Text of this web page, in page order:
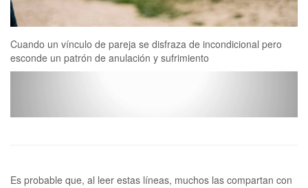
Cuando un vínculo de pareja se disfraza de incondicional pero
esconde un patrón de anulación y sufrimiento
Es probable que, al leer estas líneas, muchos las compartan con la intención de ayudar a familiares o amigos. También es factible que quien reciba estas palabras no logre identificarse con ellas. Si hay algo que caracteriza a la codependencia es que es desafiante reconocerla, asumirla y finalmente, decidirse a trabajarla. La dificultad para hacerse cargo de este patrón es, paradójicamente, uno de sus síntomas más claros, debido a una combinación de factores psicológicos, emocionales y sociales muy arraigados. Agustina D’Andraia, terapeuta que trabajó en sí misma la codependencia, lo explica de la siguiente forma: “es difícil identificarla porque es la adicción más legalizada y romantizada del mundo. Si no podés dejar de consumir cocaína, cigarrillos o incluso azúcar… el entorno te va a entender. Algunos, hasta van a ayudar. Y, sin dudas, nadie te va a dar tips para que sigas consumiendo. Sin embargo, cuando hablamos de adicción a un vínculo, la charla es diferente. Grandes películas o canciones ‘de amor’ están llenas de banderas rojas. Drama, pasión extrema y pérdida de dignidad… con premios internacionales”. “Oro blanco”: el alimento milenario que ayuda a restaurar la flora intestinal¿Qué es la codependencia? Pionera en la temática, Melody Beattie, autora del best seller No más codependencia define a la persona codependiente como aquella que “consistentemente ama a otra más o en detrimento de amarse a sí misma, sin considerar sus propias necesidades válidas”.La psicóloga Patricia Faur, docente de la Universidad Favaloro y especialista en dependencias afectivas desde hace más de 35 años, explica que en sus inicios el término hacía referencia a los allegados de dependientes químicos, por eso co-dependencia. “Después, el término fue tomando vuelo y empezó a definir un patrón vincular disfuncional de personas que se involucraban con otras que estaban enfermas, depresivas, bipolares, adictos y otras características de personalidad, a quienes querían salvar o rescatar a través de su amor. No por una cuestión altruista, sino porque esas personas precisaban ser necesarias para alguien, o sea lo hacían desde su propia historia de desvalorización”, cuenta Faur.“Hoy, lo ubico dentro de los trastornos relacionales, de las patologías del vínculo, como un patrón vincular disfuncional”, describe Faur. “La dependencia emocional hoy es pensada como una adicción de comportamiento; como la adicción al sexo o la adicción a las compras, ya que se pone en juego el mismo circuito. El dependiente emocional no es adicto a alguien, sino a lo que le genera la ilusión del enamoramiento”, detalla la psicóloga.“La codependencia puede sentirse de diferentes maneras porque depende de las características de cada persona y el rol que tenga en el vínculo tóxico. Pero la gran red flag es no tener paz”, advierte D’Andraia y agrega: “Se siente en la panza que algo no está bien. En mi última relación de este tipo, por ejemplo, empecé a dudar de mi criterio… les preguntaba a todos si estaba siendo exagerada o si estaba bien poner límites. O sea, cuestionaba lo incuestionable," recuerda. Empezó a volverse tolerante al estrés. Vivía en un estado de alerta y preocupación constante porque cualquier detalle podría desatar un malestar. Y comenzó a ponerse agresiva. “Al final, ¡ya no me reconocía! –continúa–. Al vivir situaciones enfermizas como que me revisaran el celular, la computadora o me acusara de ser mentirosa, fría o incluso mala… empecé a responder con irascibilidad. Y después me sentía culpable o avergonzada de mi reacción. Un círculo vicioso, justamente, donde cada vez me sentía peor. Y no sabía cómo salir de ahí porque, cada vez, nos sentíamos más ‘el uno para el otro’. Decirlo así suena obvio, pero son patrones muy sutiles los que nos llevan a enredarnos así” .Los celos, las mentiras, las malas palabras, las agresiones físicas o verbales, la desconfianza, la necesidad de ser aprobado, amado, el miedo constante a perder al otro, la inseguridad y la intermitencia en la relación no son parte de un amor sano, advierte D’Andraia. “No es que todo eso me haya pasado a mí, ni todo en una misma relación. Pero de la experiencia personal, pasé al estudio profesional y hay características que son copy-paste” observa con preocupación. “Yo veía todas mis conductas adictivas o desreguladas, pero no podía salir de ahí porque, junto con el dolor, me sentía más amada que nunca. Generalmente se habla de lo malo, pero estos vínculos vienen con altas dosis de pasión física, momentos de extremo romance y alegría que rara vez se ven en los amores más sanos” confiesa. ¿Cómo influye su propia historia en la manera en que aborda su espacio terapéutico? “Estudiando el diplomado en Dependencia Emocional vi claramente que todos los terapeutas habían tenido una cicatriz en sus historias. Si no, es muy difícil interesarse hasta el punto de especializarse o poder entender realmente que quien vive una relación así no es tonto ni loco, sino que realmente está atravesando una adicción de la que no puede salir” comparte D’Andraia.De hecho, la asociación sin fines de lucro CODA (Codependientes Anónimos), trabaja con un programa grupal de doce pasos muy similar a otros programas de recuperación de adicciones. Desde la organización, Adriana S. aclara que no son terapeutas sino un grupo de apoyo: “Nos recuperamos a través de compartir con otros nuestras propias experiencias durante las reuniones. Allí radica la magia. No damos consejos, ni intervenimos en la vida de otros: nos centramos en nuestra propia recuperación y damos ese permiso a quien, como nosotros, quiere cambiar su vida. Solo quienes han pasado por lo mismo pueden entender lo que vivimos, el motivo por el cual hacemos de nuestra vida un desastre”. El anonimato es parte fundamental de sus tradiciones, ya que “crea un lugar seguro donde cada persona puede expresar sus emociones y sentimientos, hablar abiertamente de lo que le pasa, sin ser juzgado”.La herida invisible“La característica principal del codependiente es que ha sido un niño adulto, cuidador de sus cuidadores, alguien que asumió responsabilidades muy inadecuadas para su edad. Alguien que no vivió su infancia, creció desde muy pequeñito en ambientes donde hubo algún tipo de violencia emocional o a veces algo mucho más sutil como la enfermedad de un hermano. Algo que ha hecho que ese niño tuviera que asumir el rol de un adulto”, explica Patricia Faur, quien además de psicóloga es magíster en Psicoinmunoneuroendocrinología y Psiconeurofarmacología.El concepto de “hijos parentalizados” fue acuñado por el psiquiatra húngaro, Iván Böszörményi-Nagy para hacer referencia a aquellos hijos que ocupan el lugar de sus padres. Esto genera una característica fuerte: la persona crece con una falta. “Decimos que crece con una falta y no con una pérdida, ya que no se puede perder lo que no se tuvo. No se puede hacer el duelo por una infancia que no existió o por padres que no te protegieron o no te cuidaron”, explica Faur. “Esa falta, si no se trabaja, empieza a hacer estragos en la vida adulta; ya que genera, desde lo emocional, una sensación de vacío. La persona va a tener una doble característica: va a ser un adulto hipersobreadaptado, responsable y eficiente, porque lo fue desde muy chiquito; pero en lo emocional es como un niño, es un adulto-niño”.“Podemos decir, de manera general, que esas características infantiles de hijos parentalizados dan lugar a un patrón codependiente: de sobreadaptación; de hacer esfuerzos por complacer a otros para ser querido; de sentir que no se tiene valor si alguien no lo ama o dificultad para poner límites, entre otros. Ese patrón infantil lleva a que en la vida adulta, probablemente, se tengan relaciones de mucha dependencia emocional” sintetiza la psicóloga, quien lleva publicados varios libros sobre el tema y en 2021 validó, junto a expertos del CONICET, una escala para medir la codependencia.“Empecé a estudiar fuertemente tantra porque quería entender y liberarme de mi adicción a la pasión y al drama. En diez años, cada vez tuve más teoría: leí libros sobre la psicología del amor en occidente, fui a India a investigar el amor devocional, me metí en grupos de personas adictas a los vínculos, hice retiros, talleres y terapias. Entonces, me resultaba cada vez más frustrante ‘caer’ en relaciones adictivas. El gran clic fue cuando me vi. Cuando vi mi herida infantil. Me reconocí como una niña sobreadaptada que quería hacerle la vida fácil a mis padres porque estaban recién separados siendo jóvenes y no quería ser un problema. Me vi como una niña que sentía que tenía que ser brillante para generar amor y respeto. Como una salvadora, incluso de los adultos de mi familia” comparte Agustina. “Lo más fácil es señalar al otro como tóxico, narcisista, psicópata o lo que sea. Lo más difícil es realmente ver el origen de nuestra propia herida. En un momento se me cayó el velo y pude trabajar en mí. Nunca es tarde” relata con esperanza.“Poner límites, por ejemplo, es una instrucción absurda para un codependiente: no sabe cuál es el límite, no sabe cuánto es mucho, cuánto es poco, no sabe cuándo se debe soportar en un vínculo y cuando no”, aclara Faur y suma: “Una expresión que uso mucho con los pacientes es ‘tenés roto el termostato’: uno tiene que repararlo para que empiece a sonar la alarma”. Esto sucede porque, al haber crecido en una estructura sin cuidado, los codependientes suelen fallar en el autocuidado. En el diplomado que lidera, por ejemplo, Faur dedica un capítulo entero dedicado a la violencia emocional: “el codependiente tiene todas las fichas de vulnerabilidad como para quedar atrapado en una relación tóxica con alguna persona de características narcisistas o perverso narcisistas; a ser objeto de manipulación”, explica. Entre otros temas, en el diplomado también se aborda el estudio de la teoría del apego, ya que el estilo de apego que desarrollamos en nuestros primeros años de vida, influye en los vínculos que formamos al llegar a ad